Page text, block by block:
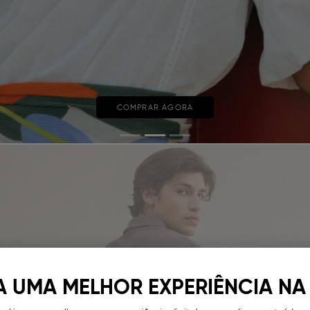
COMPRAR AGORA
UMA MELHOR EXPERIÊNCIA